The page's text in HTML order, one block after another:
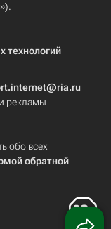
технологий
рекламы
обо всех
обратной